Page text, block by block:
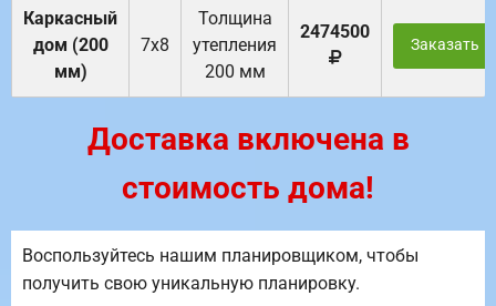
Каркасный
дом (200
мм)
7х8
Толщина
утепления
200 мм
2474500
Заказать
Доставка включена в
стоимость дома!
Воспользуйтесь нашим планировщиком, чтобы
получить свою уникальную планировку.